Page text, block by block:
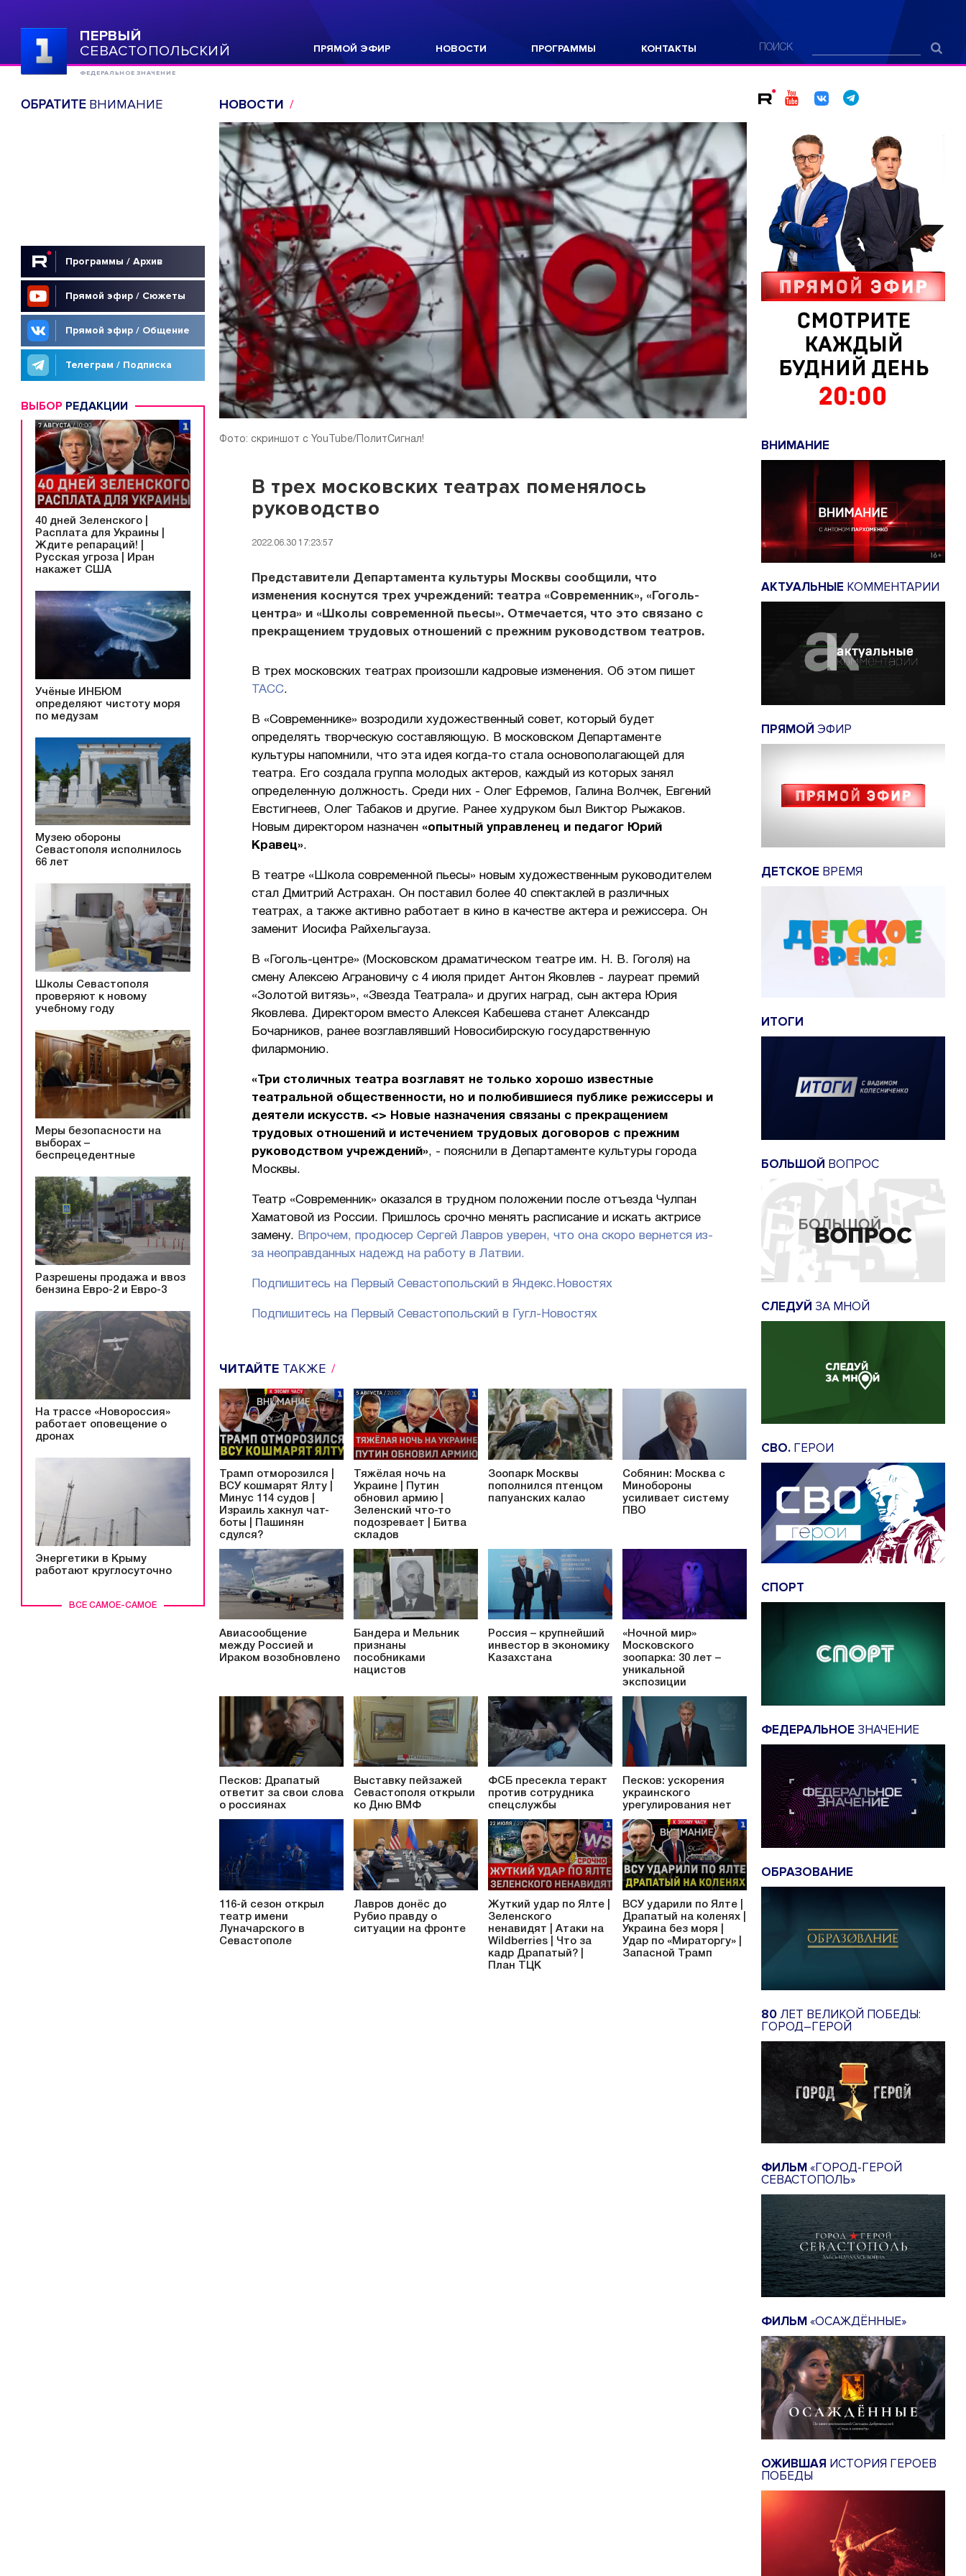
ПЕРВЫЙ
СЕВАСТОПОЛЬСКИЙ
ФЕДЕРАЛЬНОЕ ЗНАЧЕНИЕ
ПРЯМОЙ ЭФИР НОВОСТИ ПРОГРАММЫ КОНТАКТЫ ПОИСК
ОБРАТИТЕВНИМАНИЕ
Программы / Архив
Прямой эфир / Сюжеты
Прямой эфир / Общение
Телеграм / Подписка
ВЫБОР РЕДАКЦИИ
ВСЕ САМОЕ-САМОЕ
40 дней Зеленского |
Расплата для Украины |
Ждите репараций! |
Русская угроза | Иран
накажет США
Учёные ИНБЮМ
определяют чистоту моря
по медузам
Музею обороны
Севастополя исполнилось
66 лет
Школы Севастополя
проверяют к новому
учебному году
Меры безопасности на
выборах –
беспрецедентные
Разрешены продажа и ввоз
бензина Евро-2 и Евро-3
На трассе «Новороссия»
работает оповещение о
дронах
Энергетики в Крыму
работают круглосуточно
НОВОСТИ
Фото: скриншот с YouTube/ПолитСигнал!
В трех московских театрах поменялось
руководство
2022.06.30 17:23:57
Представители Департамента культуры Москвы сообщили, что
изменения коснутся трех учреждений: театра «Современник», «Гоголь-
центра» и «Школы современной пьесы». Отмечается, что это связано с
прекращением трудовых отношений с прежним руководством театров.
В трех московских театрах произошли кадровые изменения. Об этом пишет
ТАСС.
В «Современнике» возродили художественный совет, который будет
определять творческую составляющую. В московском Департаменте
культуры напомнили, что эта идея когда-то стала основополагающей для
театра. Его создала группа молодых актеров, каждый из которых занял
определенную должность. Среди них - Олег Ефремов, Галина Волчек, Евгений
Евстигнеев, Олег Табаков и другие. Ранее худруком был Виктор Рыжаков.
Новым директором назначен «опытный управленец и педагог Юрий
Кравец».
В театре «Школа современной пьесы» новым художественным руководителем
стал Дмитрий Астрахан. Он поставил более 40 спектаклей в различных
театрах, а также активно работает в кино в качестве актера и режиссера. Он
заменит Иосифа Райхельгауза.
В «Гоголь-центре» (Московском драматическом театре им. Н. В. Гоголя) на
смену Алексею Аграновичу с 4 июля придет Антон Яковлев - лауреат премий
«Золотой витязь», «Звезда Театрала» и других наград, сын актера Юрия
Яковлева. Директором вместо Алексея Кабешева станет Александр
Бочарников, ранее возглавлявший Новосибирскую государственную
филармонию.
«Три столичных театра возглавят не только хорошо известные
театральной общественности, но и полюбившиеся публике режиссеры и
деятели искусств. <> Новые назначения связаны с прекращением
трудовых отношений и истечением трудовых договоров с прежним
руководством учреждений», - пояснили в Департаменте культуры города
Москвы.
Театр «Современник» оказался в трудном положении после отъезда Чулпан
Хаматовой из России. Пришлось срочно менять расписание и искать актрисе
замену. Впрочем, продюсер Сергей Лавров уверен, что она скоро вернется из-
за неоправданных надежд на работу в Латвии.
Подпишитесь на Первый Севастопольский в Яндекс.Новостях
Подпишитесь на Первый Севастопольский в Гугл-Новостях
ЧИТАЙТЕ ТАКЖЕ
Трамп отморозился |
ВСУ кошмарят Ялту |
Минус 114 судов |
Израиль хакнул чат-
боты | Пашинян
сдулся?
Тяжёлая ночь на
Украине | Путин
обновил армию |
Зеленский что-то
подозревает | Битва
складов
Зоопарк Москвы
пополнился птенцом
папуанских калао
Собянин: Москва с
Минобороны
усиливает систему
ПВО
Авиасообщение
между Россией и
Ираком возобновлено
Бандера и Мельник
признаны
пособниками
нацистов
Россия – крупнейший
инвестор в экономику
Казахстана
«Ночной мир»
Московского
зоопарка: 30 лет –
уникальной
экспозиции
Песков: Драпатый
ответит за свои слова
о россиянах
Выставку пейзажей
Севастополя открыли
ко Дню ВМФ
ФСБ пресекла теракт
против сотрудника
спецслужбы
Песков: ускорения
украинского
урегулирования нет
116-й сезон открыл
театр имени
Луначарского в
Севастополе
Лавров донёс до
Рубио правду о
ситуации на фронте
Жуткий удар по Ялте |
Зеленского
ненавидят | Атаки на
Wildberries | Что за
кадр Драпатый? |
План ТЦК
ВСУ ударили по Ялте |
Драпатый на коленях |
Украина без моря |
Удар по «Мираторгу» |
Запасной Трамп
ВНИМАНИЕ
АКТУАЛЬНЫЕ КОММЕНТАРИИ
ПРЯМОЙ ЭФИР
ДЕТСКОЕ ВРЕМЯ
ИТОГИ
БОЛЬШОЙ ВОПРОС
СЛЕДУЙ ЗА МНОЙ
СВО. ГЕРОИ
СПОРТ
ФЕДЕРАЛЬНОЕ ЗНАЧЕНИЕ
ОБРАЗОВАНИЕ
80 ЛЕТ ВЕЛИКОЙ ПОБЕДЫ:
ГОРОД–ГЕРОЙ
ФИЛЬМ«ГОРОД-ГЕРОЙ
СЕВАСТОПОЛЬ»
ФИЛЬМ«ОСАЖДЁННЫЕ»
ОЖИВШАЯ ИСТОРИЯ ГЕРОЕВ
ПОБЕДЫ